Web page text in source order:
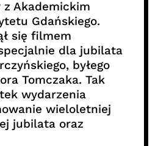
z Akademickim
Gdańskiego.
się filmem
dla jubilata
byłego
Tomczaka. Tak
wydarzenia
wieloletniej
jubilata oraz